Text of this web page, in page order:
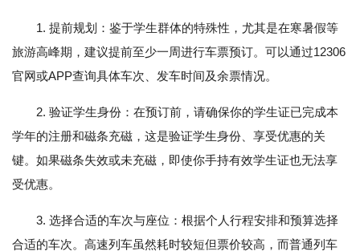
1. 提前规划：鉴于学生群体的特殊性，尤其是在寒暑假等
旅游高峰期，建议提前至少一周进行车票预订。可以通过12306
官网或APP查询具体车次、发车时间及余票情况。
2. 验证学生身份：在预订前，请确保你的学生证已完成本
学年的注册和磁条充磁，这是验证学生身份、享受优惠的关
键。如果磁条失效或未充磁，即使你手持有效学生证也无法享
受优惠。
3. 选择合适的车次与座位：根据个人行程安排和预算选择
合适的车次。高速列车虽然耗时较短但票价较高，而普通列车